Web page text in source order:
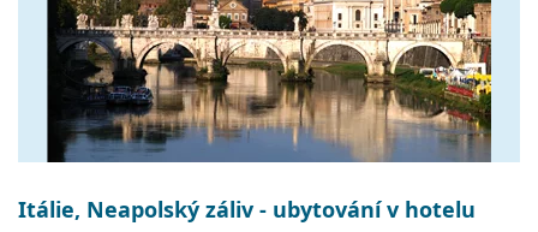
Itálie, Neapolský záliv - ubytování v hotelu